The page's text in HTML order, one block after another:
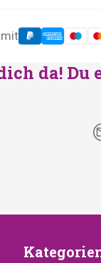
mit
da! Du